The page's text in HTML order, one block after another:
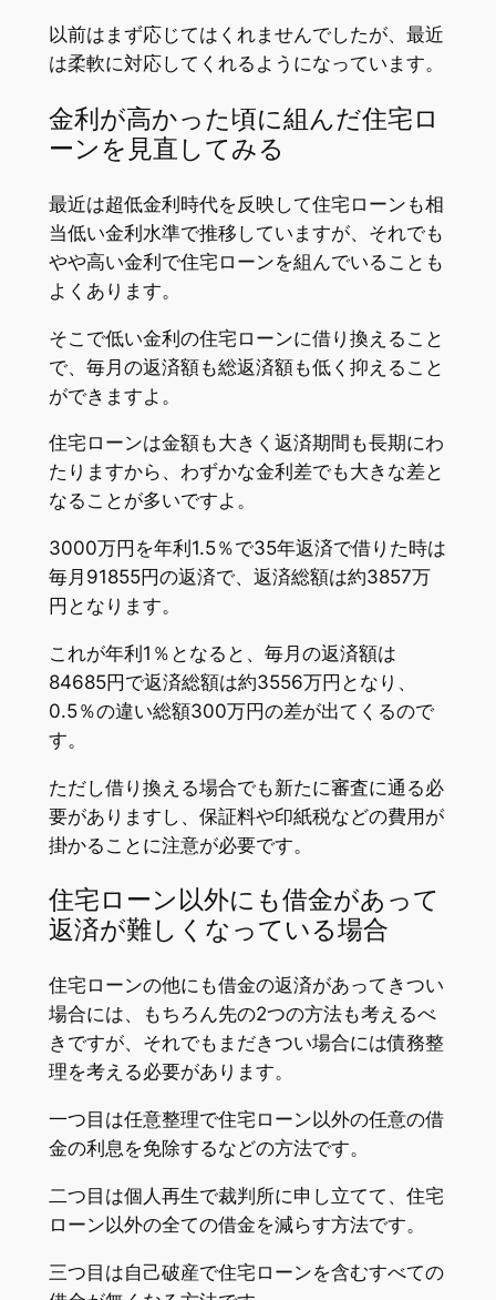
以前はまず応じてはくれませんでしたが、最近
は柔軟に対応してくれるようになっています。
金利が高かった頃に組んだ住宅ロ
ーンを見直してみる
最近は超低金利時代を反映して住宅ローンも相
当低い金利水準で推移していますが、それでも
やや高い金利で住宅ローンを組んでいることも
よくあります。
そこで低い金利の住宅ローンに借り換えること
で、毎月の返済額も総返済額も低く抑えること
ができますよ。
住宅ローンは金額も大きく返済期間も長期にわ
たりますから、わずかな金利差でも大きな差と
なることが多いですよ。
3000万円を年利1.5％で35年返済で借りた時は
毎月91855円の返済で、返済総額は約3857万
円となります。
これが年利1％となると、毎月の返済額は
84685円で返済総額は約3556万円となり、
0.5％の違い総額300万円の差が出てくるので
す。
ただし借り換える場合でも新たに審査に通る必
要がありますし、保証料や印紙税などの費用が
掛かることに注意が必要です。
住宅ローン以外にも借金があって
返済が難しくなっている場合
住宅ローンの他にも借金の返済があってきつい
場合には、もちろん先の2つの方法も考えるべ
きですが、それでもまだきつい場合には債務整
理を考える必要があります。
一つ目は任意整理で住宅ローン以外の任意の借
金の利息を免除するなどの方法です。
二つ目は個人再生で裁判所に申し立てて、住宅
ローン以外の全ての借金を減らす方法です。
三つ目は自己破産で住宅ローンを含むすべての